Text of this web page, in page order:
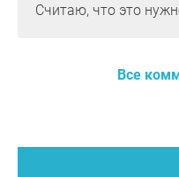
Считаю, что это
Все